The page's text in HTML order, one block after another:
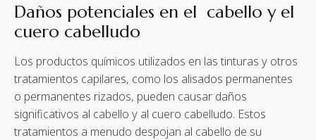
Daños potenciales en el cabello y el
cuero cabelludo
Los productos químicos utilizados en las tinturas y otros
tratamientos capilares, como los alisados permanentes
o permanentes rizados, pueden causar daños
significativos al cabello y al cuero cabelludo. Estos
tratamientos a menudo despojan al cabello de su